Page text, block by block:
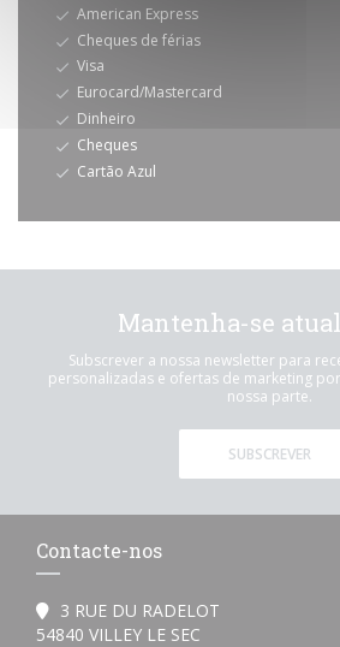
American Express
Cheques de férias
Visa
Eurocard/Mastercard
Dinheiro
Cheques
Cartão Azul
Mantenha-se
Subscrever a nossa newsletter para
personalizadas e ofertas de marketing
nossa parte.
SUBSCREVER
Contacte-nos
3 RUE DU RADELOT
54840 VILLEY LE SEC